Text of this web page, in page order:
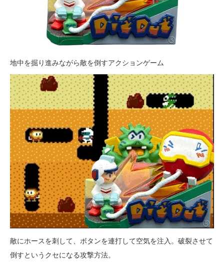
地中を掘り進みながら敵を倒すアクションゲーム
敵にホースを刺して、ボタンを連打して空気を注入。破裂させて
倒すというクセになる攻撃方法。